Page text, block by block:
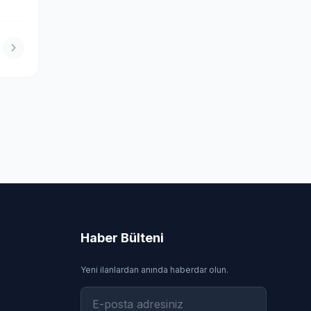
Haber Bülteni
Yeni ilanlardan anında haberdar olun.